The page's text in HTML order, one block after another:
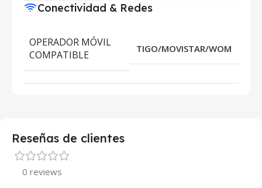
Conectividad & Redes
OPERADOR MÓVIL
COMPATIBLE
TIGO/MOVISTAR/WOM
Reseñas de clientes
0 reviews